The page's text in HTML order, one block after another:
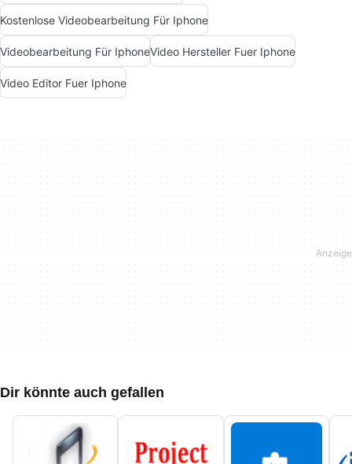
Kostenlose Videobearbeitung Für Iphone
Videobearbeitung Für IphoneVideo Hersteller Fuer Iphone
Video Editor Fuer Iphone
Dir könnte auch gefallen